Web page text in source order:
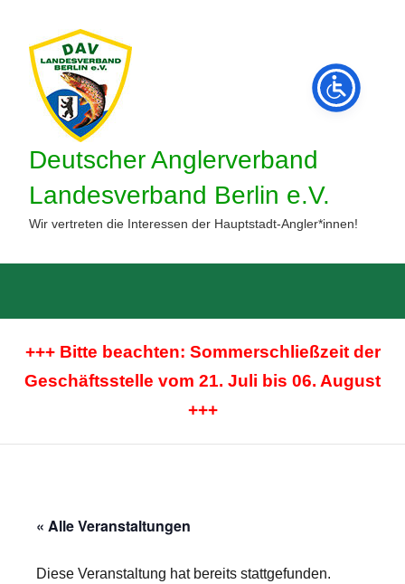
springen
Deutscher Anglerverband
Landesverband Berlin e.V.
Wir vertreten die Interessen der Hauptstadt-Angler*innen!
+++ Bitte beachten: Sommerschließzeit der
Geschäftsstelle vom 21. Juli bis 06. August
+++
« Alle Veranstaltungen
Diese Veranstaltung hat bereits stattgefunden.